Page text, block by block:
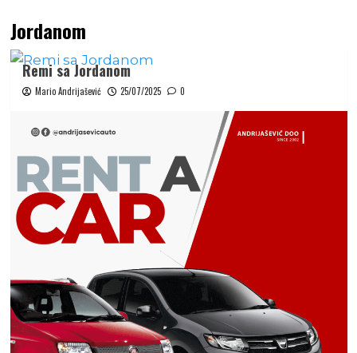
Jordanom
Remi sa Jordanom
Mario Andrijašević 25/07/2025 0